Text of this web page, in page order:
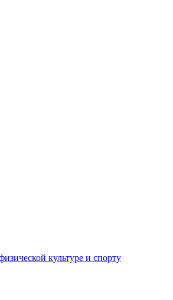
культуре и спорту